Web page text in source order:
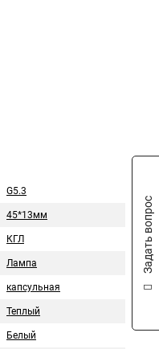
G5.3
45*13мм
КГЛ
Лампа
капсульная
Теплый
Белый
Задать вопрос